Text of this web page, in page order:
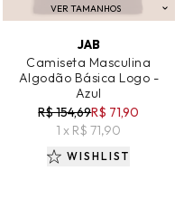
VER TAMANHOS
ADICIONAR AO CARRINHO
JAB
Camiseta Masculina
Algodão Básica Logo -
Azul
R$ 154,69R$ 71,90
1 x R$ 71,90
WISHLIST